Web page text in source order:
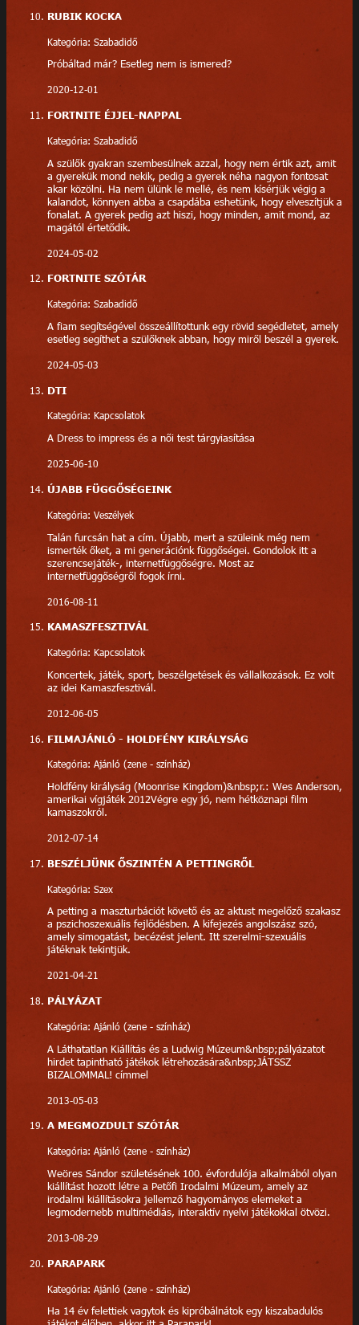
RUBIK KOCKA
Kategória: Szabadidő
Próbáltad már? Esetleg nem is ismered?
2020-12-01
FORTNITE ÉJJEL-NAPPAL
Kategória: Szabadidő
A szülők gyakran szembesülnek azzal, hogy nem értik azt, amit
a gyerekük mond nekik, pedig a gyerek néha nagyon fontosat
akar közölni. Ha nem ülünk le mellé, és nem kísérjük végig a
kalandot, könnyen abba a csapdába eshetünk, hogy elveszítjük a
fonalat. A gyerek pedig azt hiszi, hogy minden, amit mond, az
magától értetődik.
2024-05-02
FORTNITE SZÓTÁR
Kategória: Szabadidő
A fiam segítségével összeállítottunk egy rövid segédletet, amely
esetleg segíthet a szülőknek abban, hogy miről beszél a gyerek.
2024-05-03
DTI
Kategória: Kapcsolatok
A Dress to impress és a női test tárgyiasítása
2025-06-10
ÚJABB FÜGGŐSÉGEINK
Kategória: Veszélyek
Talán furcsán hat a cím. Újabb, mert a szüleink még nem
ismerték őket, a mi generációnk függőségei. Gondolok itt a
szerencsejáték-, internetfüggőségre. Most az
internetfüggőségről fogok írni.
2016-08-11
KAMASZFESZTIVÁL
Kategória: Kapcsolatok
Koncertek, játék, sport, beszélgetések és vállalkozások. Ez volt
az idei Kamaszfesztivál.
2012-06-05
FILMAJÁNLÓ - HOLDFÉNY KIRÁLYSÁG
Kategória: Ajánló (zene - színház)
Holdfény királyság (Moonrise Kingdom)&nbsp;r.: Wes Anderson,
amerikai vígjáték 2012Végre egy jó, nem hétköznapi film
kamaszokról.
2012-07-14
BESZÉLJÜNK ŐSZINTÉN A PETTINGRŐL
Kategória: Szex
A petting a maszturbációt követő és az aktust megelőző szakasz
a pszichoszexuális fejlődésben. A kifejezés angolszász szó,
amely simogatást, becézést jelent. Itt szerelmi-szexuális
játéknak tekintjük.
2021-04-21
PÁLYÁZAT
Kategória: Ajánló (zene - színház)
A Láthatatlan Kiállítás és a Ludwig Múzeum&nbsp;pályázatot
hirdet tapintható játékok létrehozására&nbsp;JÁTSSZ
BIZALOMMAL! címmel
2013-05-03
A MEGMOZDULT SZÓTÁR
Kategória: Ajánló (zene - színház)
Weöres Sándor születésének 100. évfordulója alkalmából olyan
kiállítást hozott létre a Petőfi Irodalmi Múzeum, amely az
irodalmi kiállításokra jellemző hagyományos elemeket a
legmodernebb multimédiás, interaktív nyelvi játékokkal ötvözi.
2013-08-29
PARAPARK
Kategória: Ajánló (zene - színház)
Ha 14 év felettiek vagytok és kipróbálnátok egy kiszabadulós